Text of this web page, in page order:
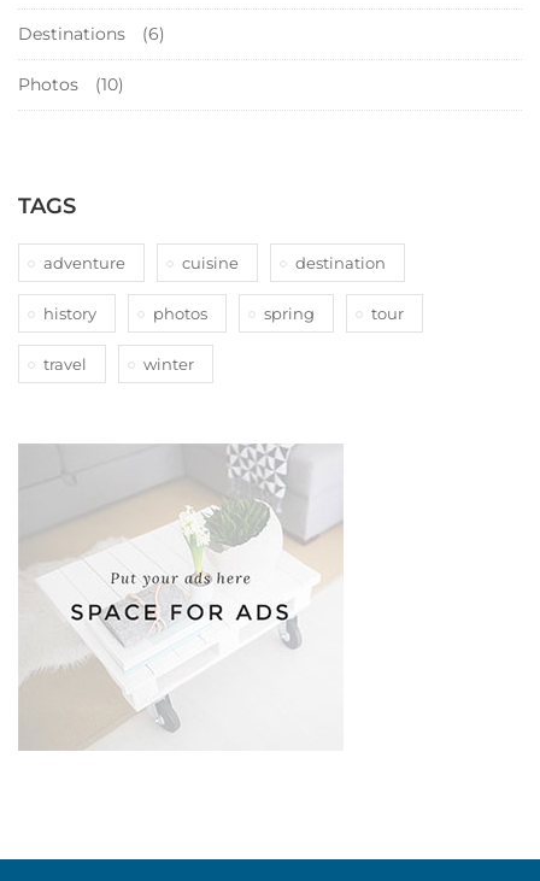
Destinations (6)
Photos (10)
TAGS
adventure cuisine destination
history photos spring tour
travel winter